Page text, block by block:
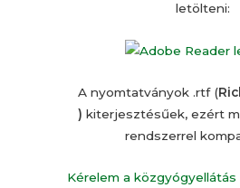
letölteni:
A nyomtatványok .rtf (
) kiterjesztésűek, ezért
rendszerrel
Kérelem a közgyógyellátás